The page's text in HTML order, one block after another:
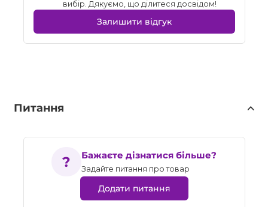
вибір. Дякуємо, що ділитеся досвідом!
Залишити відгук
Питання
Бажаєте дізнатися більше?
Задайте питання про товар
Додати питання